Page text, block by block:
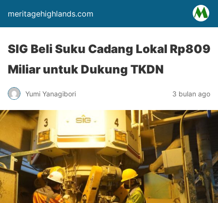
meritagehighlands.com
SIG Beli Suku Cadang Lokal Rp809
Miliar untuk Dukung TKDN
Yumi Yanagibori 3 bulan ago